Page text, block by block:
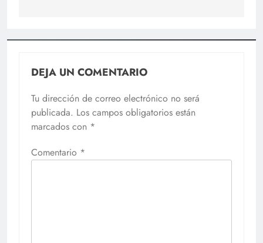
DEJA UN COMENTARIO
Tu dirección de correo electrónico no será
publicada. Los campos obligatorios están
marcados con *
Comentario *